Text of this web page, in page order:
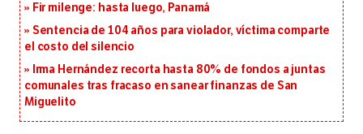
Fir milenge: hasta luego, Panamá
Sentencia de 104 años para violador, víctima comparte
el costo del silencio
Irma Hernández recorta hasta 80% de fondos a juntas
comunales tras fracaso en sanear finanzas de San
Miguelito